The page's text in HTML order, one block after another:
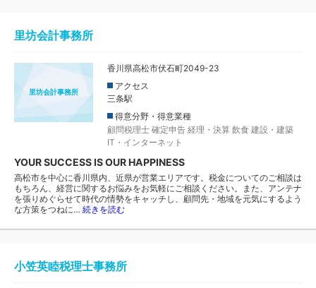
里坊会計事務所
里坊会計事務所
香川県高松市伏石町2049-23
アクセス
三条駅
得意分野・得意業種
顧問税理士 確定申告 経理・決算 飲食 建設・建築
IT・インターネット
YOUR SUCCESS IS OUR HAPPINESS
高松市を中心に香川県内、近県が営業エリアです。税金についてのご相談は
もちろん、経営に関するお悩みをお気軽にご相談ください。また、アンテナ
を張りめぐらせて時代の情勢をキャッチし、顧問先・地域を元気にするよう
な方策をつねに… 続きを読む
小笠英睦税理士事務所